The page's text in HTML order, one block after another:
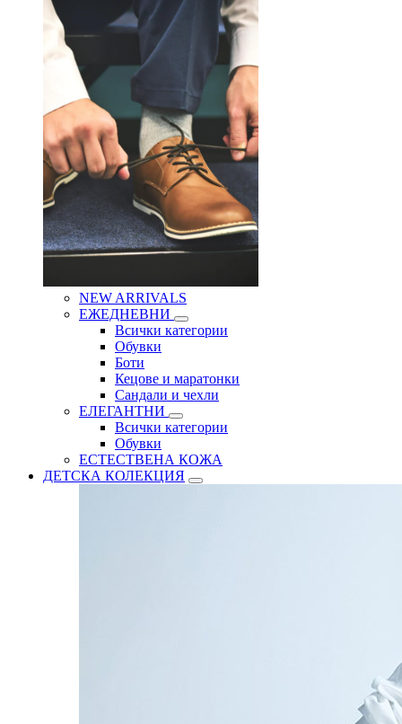
NEW ARRIVALS
ЕЖЕДНЕВНИ
Всички категории
Обувки
Боти
Кецове и маратонки
Сандали и чехли
ЕЛЕГАНТНИ
Всички категории
Обувки
ЕСТЕСТВЕНА КОЖА
ДЕТСКА КОЛЕКЦИЯ